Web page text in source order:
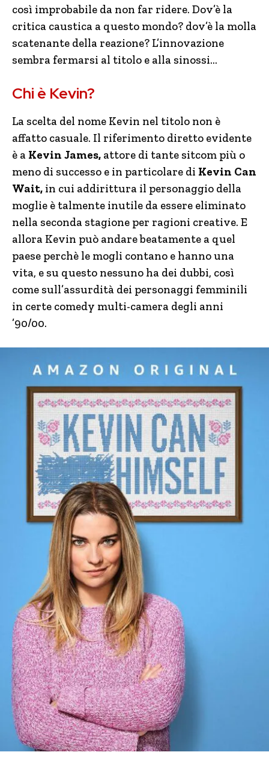
così improbabile da non far ridere. Dov’è la
critica caustica a questo mondo? dov’è la molla
scatenante della reazione? L’innovazione
sembra fermarsi al titolo e alla sinossi…
Chi è Kevin?
La scelta del nome Kevin nel titolo non è
affatto casuale. Il riferimento diretto evidente
è a Kevin James, attore di tante sitcom più o
meno di successo e in particolare di Kevin Can
Wait, in cui addirittura il personaggio della
moglie è talmente inutile da essere eliminato
nella seconda stagione per ragioni creative. E
allora Kevin può andare beatamente a quel
paese perchè le mogli contano e hanno una
vita, e su questo nessuno ha dei dubbi, così
come sull’assurdità dei personaggi femminili
in certe comedy multi-camera degli anni
’90/00.